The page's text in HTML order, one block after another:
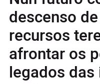
descenso
recursos
afrontar os
legados